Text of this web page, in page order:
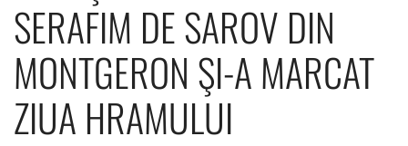
SERAFIM DE SAROV DIN
MONTGERON ŞI-A MARCAT
ZIUA HRAMULUI